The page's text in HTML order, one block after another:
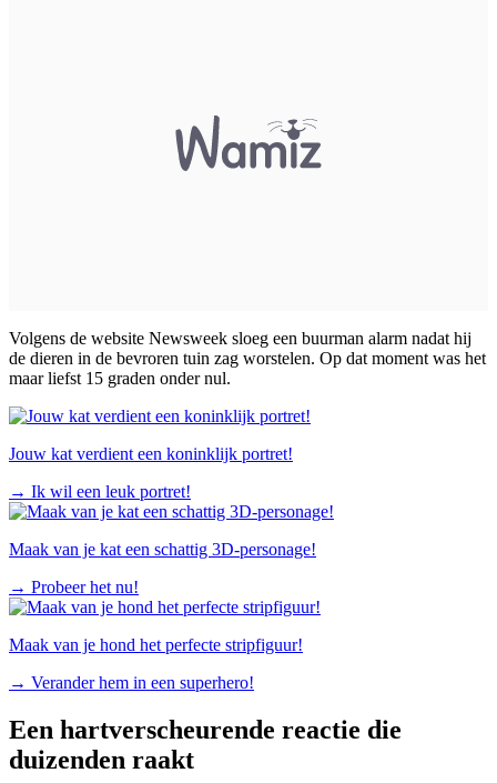
Volgens de website Newsweek sloeg een buurman alarm nadat hij
de dieren in de bevroren tuin zag worstelen. Op dat moment was het
maar liefst 15 graden onder nul.
Jouw kat verdient een koninklijk portret!
→ Ik wil een leuk portret!
Maak van je kat een schattig 3D-personage!
→ Probeer het nu!
Maak van je hond het perfecte stripfiguur!
→ Verander hem in een superhero!
Een hartverscheurende reactie die
duizenden raakt